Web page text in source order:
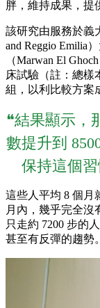
胖，維持成果，提
該研究由服務於義
and Reggio Emilia
（Marwan El
床試驗（註：總樣
組，以利比較方案
❝結果顯示，
數提升到
保持這個
這些人平均 8 個月
月內，幾乎完全沒
只走約 7200 步的
甚至有反彈的趨勢。